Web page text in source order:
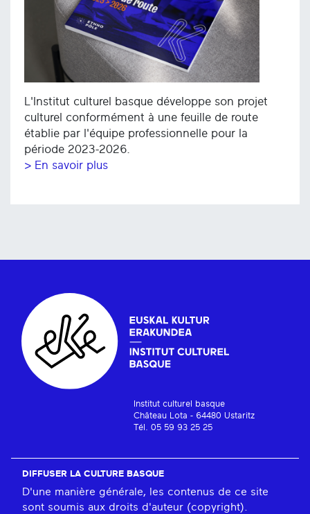
L'Institut culturel basque développe son projet
culturel conformément à une feuille de route
établie par l'équipe professionnelle pour la
période 2023-2026.
> En savoir plus
Institut culturel basque
Château Lota - 64480 Ustaritz
Tél. 05 59 93 25 25
DIFFUSER LA CULTURE BASQUE
D'une manière générale, les contenus de ce site
sont soumis aux droits d'auteur (copyright).